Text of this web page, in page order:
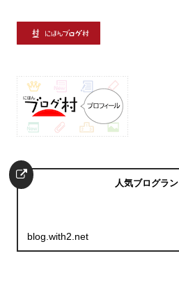
人気ブログラ
blog.with2.net